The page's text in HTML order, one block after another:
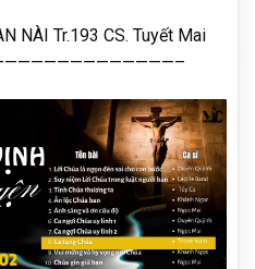
NÀI Tr.193 CS. Tuyết Mai